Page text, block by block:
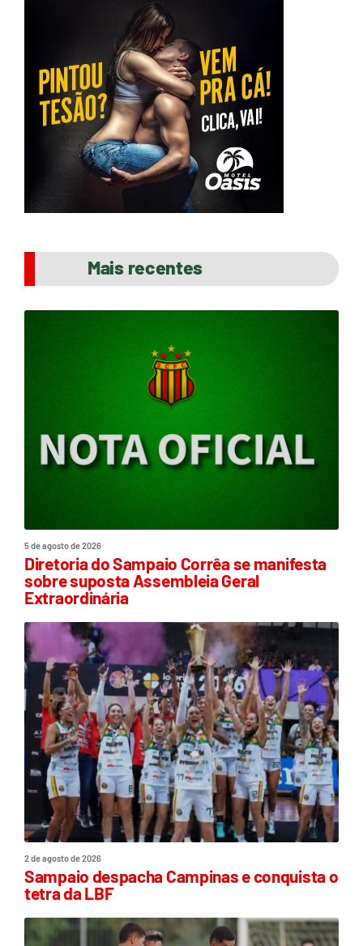
Mais recentes
5 de agosto de 2026
Diretoria do Sampaio Corrêa se manifesta
sobre suposta Assembleia Geral
Extraordinária
2 de agosto de 2026
Sampaio despacha Campinas e conquista o
tetra da LBF